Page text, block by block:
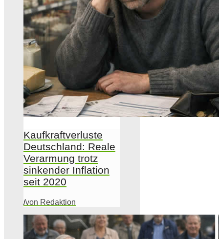
Kaufkraftverluste
Deutschland: Reale
Verarmung trotz
sinkender Inflation
seit 2020
/von Redaktion